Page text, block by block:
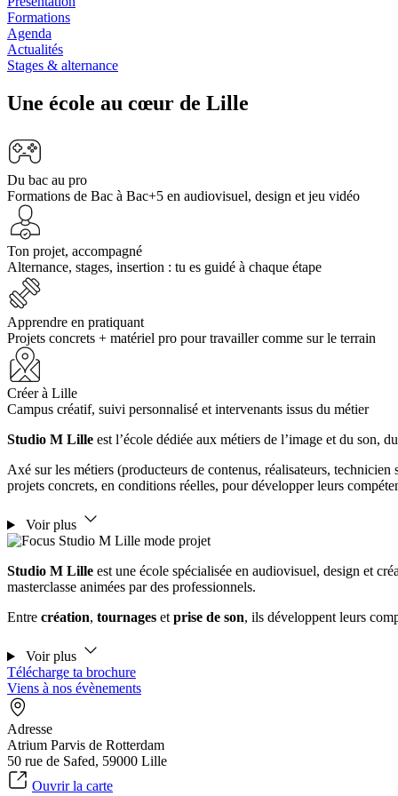
Formations
Agenda
Actualités
Stages & alternance
Une école au cœur de Lille
Du bac au pro
Formations de Bac à Bac+5 en audiovisuel, design et jeu vidéo
Ton projet, accompagné
Alternance, stages, insertion : tu es guidé à chaque étape
Apprendre en pratiquant
Projets concrets + matériel pro pour travailler comme sur le terrain
Créer à Lille
Campus créatif, suivi personnalisé et intervenants issus du métier
Studio M Lille est l’école dédiée aux métiers de l’image et du son,
Axé sur les métiers (producteurs de contenus, réalisateurs,
projets concrets, en conditions réelles, pour développer leurs
Voir plus
Studio M Lille est une école spécialisée en audiovisuel, design et
masterclasse animées par des professionnels.
Entre création, tournages et prise de son, ils développent leurs
Voir plus
Télécharge ta brochure
Viens à nos évènements
Adresse
Atrium Parvis de Rotterdam
50 rue de Safed, 59000 Lille
Ouvrir la carte